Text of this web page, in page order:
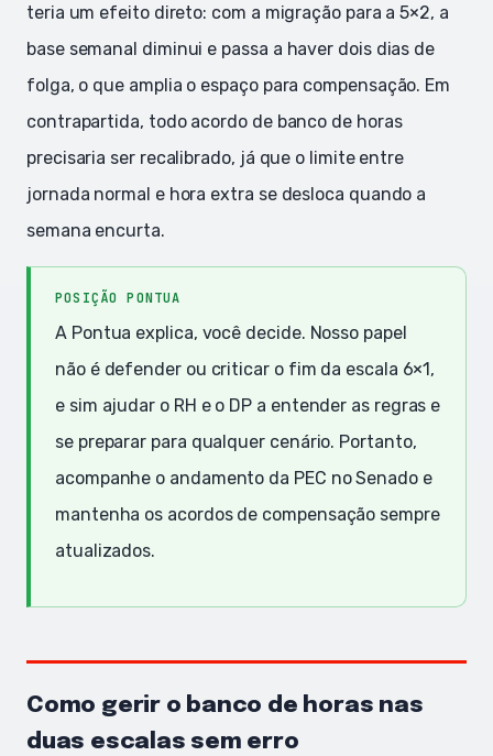
teria um efeito direto: com a migração para a 5×2, a
base semanal diminui e passa a haver dois dias de
folga, o que amplia o espaço para compensação. Em
contrapartida, todo acordo de banco de horas
precisaria ser recalibrado, já que o limite entre
jornada normal e hora extra se desloca quando a
semana encurta.
POSIÇÃO PONTUA
A Pontua explica, você decide. Nosso papel
não é defender ou criticar o fim da escala 6×1,
e sim ajudar o RH e o DP a entender as regras e
se preparar para qualquer cenário. Portanto,
acompanhe o andamento da PEC no Senado e
mantenha os acordos de compensação sempre
atualizados.
Como gerir o banco de horas nas
duas escalas sem erro